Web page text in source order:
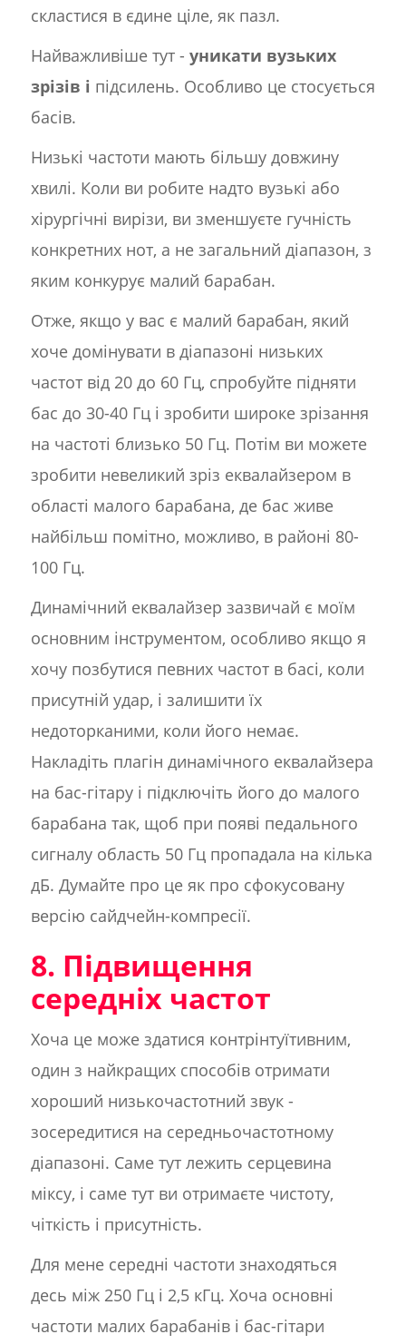
скластися в єдине ціле, як пазл.
Найважливіше тут - уникати вузьких
зрізів і підсилень. Особливо це стосується
басів.
Низькі частоти мають більшу довжину
хвилі. Коли ви робите надто вузькі або
хірургічні вирізи, ви зменшуєте гучність
конкретних нот, а не загальний діапазон, з
яким конкурує малий барабан.
Отже, якщо у вас є малий барабан, який
хоче домінувати в діапазоні низьких
частот від 20 до 60 Гц, спробуйте підняти
бас до 30-40 Гц і зробити широке зрізання
на частоті близько 50 Гц. Потім ви можете
зробити невеликий зріз еквалайзером в
області малого барабана, де бас живе
найбільш помітно, можливо, в районі 80-
100 Гц.
Динамічний еквалайзер зазвичай є моїм
основним інструментом, особливо якщо я
хочу позбутися певних частот в басі, коли
присутній удар, і залишити їх
недоторканими, коли його немає.
Накладіть плагін динамічного еквалайзера
на бас-гітару і підключіть його до малого
барабана так, щоб при появі педального
сигналу область 50 Гц пропадала на кілька
дБ. Думайте про це як про сфокусовану
версію сайдчейн-компресії.
8. Підвищення
середніх частот
Хоча це може здатися контрінтуїтивним,
один з найкращих способів отримати
хороший низькочастотний звук -
зосередитися на середньочастотному
діапазоні. Саме тут лежить серцевина
міксу, і саме тут ви отримаєте чистоту,
чіткість і присутність.
Для мене середні частоти знаходяться
десь між 250 Гц і 2,5 кГц. Хоча основні
частоти малих барабанів і бас-гітари